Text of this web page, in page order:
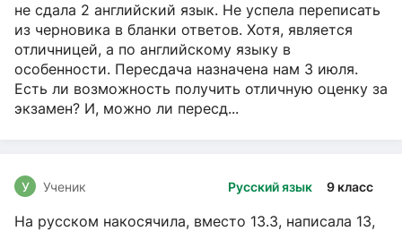
не сдала 2 английский язык. Не успела переписать
из черновика в бланки ответов. Хотя, является
отличницей, а по английскому языку в
особенности. Пересдача назначена нам 3 июля.
Есть ли возможность получить отличную оценку за
экзамен? И, можно ли пересд...
Русский язык 9 класс
У Ученик
На русском накосячила, вместо 13.3, написала 13,